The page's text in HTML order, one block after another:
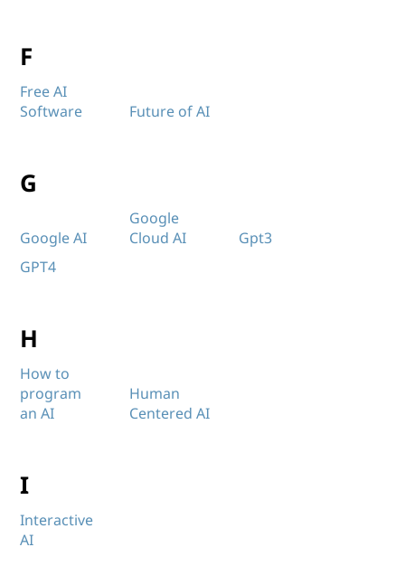
F
Free AI
Software
Future of AI
G
Google AI
Google
Cloud AI
Gpt3
GPT4
H
How to
program
an AI
Human
Centered AI
I
Interactive
AI